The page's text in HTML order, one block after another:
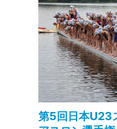
第5回日本U23